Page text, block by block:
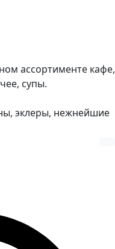
ассортименте кафе,
супы.
эклеры, нежнейшие